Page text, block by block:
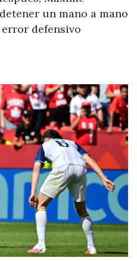
un mano a mano
defensivo